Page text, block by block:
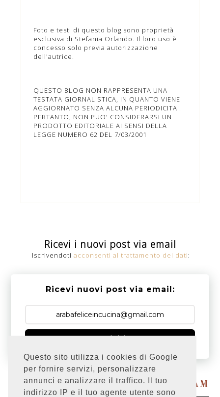
Questo sito utilizza i cookies di Google
per fornire servizi, personalizzare
annunci e analizzare il traffico. Il tuo
indirizzo IP e il tuo agente utente sono
Foto e testi di questo blog sono proprietà
esclusiva di Stefania Orlando. Il loro uso è
concesso solo previa autorizzazione
dell'autrice.
QUESTO BLOG NON RAPPRESENTA UNA
TESTATA GIORNALISTICA, IN QUANTO VIENE
AGGIORNATO SENZA ALCUNA PERIODICITA'.
PERTANTO, NON PUO' CONSIDERARSI UN
PRODOTTO EDITORIALE AI SENSI DELLA
LEGGE NUMERO 62 DEL 7/03/2001
Ricevi i nuovi post via email
Iscrivendoti acconsenti al trattamento dei dati:
Ricevi nuovi post via email:
Powered by
SEGUIMI SU INSTAGRAM